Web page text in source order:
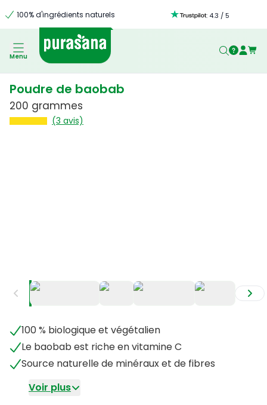
100% d'ingrédients naturels : 4.3 /5
Menu
Poudre de baobab
200 grammes
(3 avis)
100 % biologique et végétalien
Le baobab est riche en vitamine C
Source naturelle de minéraux et de fibres
Voir plus